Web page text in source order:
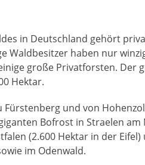
in Deutschland gehört
Waldbesitzer haben nur
große Privatforsten. Der
Hektar.
Fürstenberg und von
Bofrost in Straelen am
(2.600 Hektar in der Eifel)
im Odenwald.